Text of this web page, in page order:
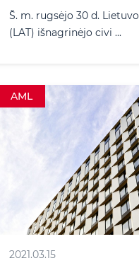
Š. m. rugsėjo 30 d.
(LAT) išnagrinėjo civi ...
AML
2021.03.15